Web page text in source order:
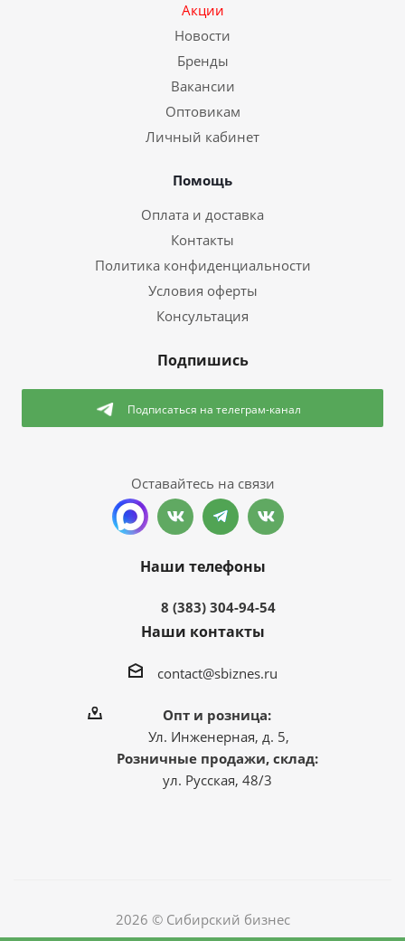
Акции
Новости
Бренды
Вакансии
Оптовикам
Личный кабинет
Помощь
Оплата и доставка
Контакты
Политика конфиденциальности
Условия оферты
Консультация
Подпишись
Подписаться на телеграм-канал
Оставайтесь на связи
Наши телефоны
8 (383) 304-94-54
Наши контакты
contact@sbiznes.ru
Опт и розница:
Ул. Инженерная, д. 5,
Розничные продажи, склад:
ул. Русская, 48/3
2026 © Сибирский бизнес